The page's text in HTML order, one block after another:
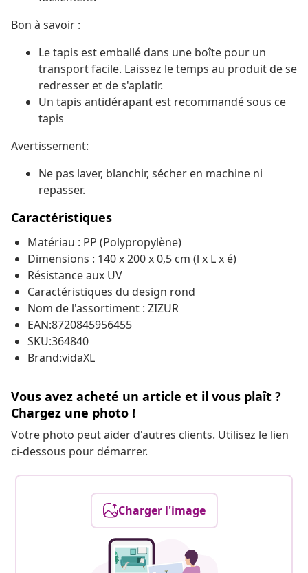
Bon à savoir :
Le tapis est emballé dans une boîte pour un
transport facile. Laissez le temps au produit de se
redresser et de s'aplatir.
Un tapis antidérapant est recommandé sous ce
tapis
Avertissement:
Ne pas laver, blanchir, sécher en machine ni
repasser.
Caractéristiques
Matériau : PP (Polypropylène)
Dimensions : 140 x 200 x 0,5 cm (l x L x é)
Résistance aux UV
Caractéristiques du design rond
Nom de l'assortiment : ZIZUR
EAN:8720845956455
SKU:364840
Brand:vidaXL
Vous avez acheté un article et il vous plaît ?
Chargez une photo !
Votre photo peut aider d'autres clients. Utilisez le lien
ci-dessous pour démarrer.
Charger l'image